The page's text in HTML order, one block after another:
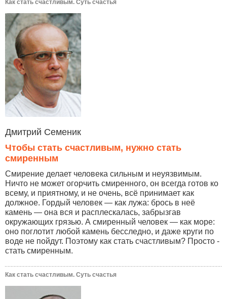
Как стать счастливым. Суть счастья
Дмитрий Семеник
Чтобы стать счастливым, нужно стать
смиренным
Смирение делает человека сильным и неуязвимым.
Ничто не может огорчить смиренного, он всегда готов ко
всему, и приятному, и не очень, всё принимает как
должное. Гордый человек — как лужа: брось в неё
камень — она вся и расплескалась, забрызгав
окружающих грязью. А смиренный человек — как море:
оно поглотит любой камень бесследно, и даже круги по
воде не пойдут. Поэтому как стать счастливым? Просто -
стать смиренным.
Как стать счастливым. Суть счастья